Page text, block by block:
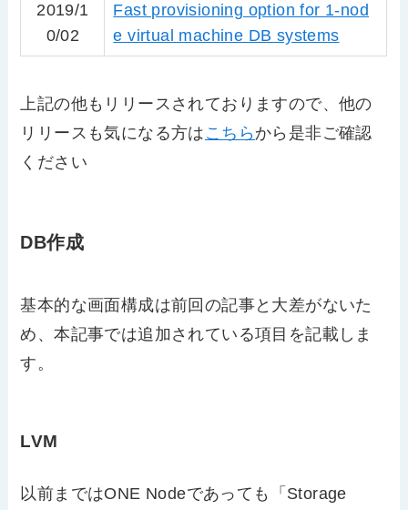
2019/1
0/02
Fast provisioning option for 1-nod
e virtual machine DB systems
上記の他もリリースされておりますので、他の
リリースも気になる方は こちら から是非ご確認
ください
DB作成
基本的な画面構成は前回の記事と大差がないた
め、本記事では追加されている項目を記載しま
す。
LVM
以前まではONE Nodeであっても「Storage